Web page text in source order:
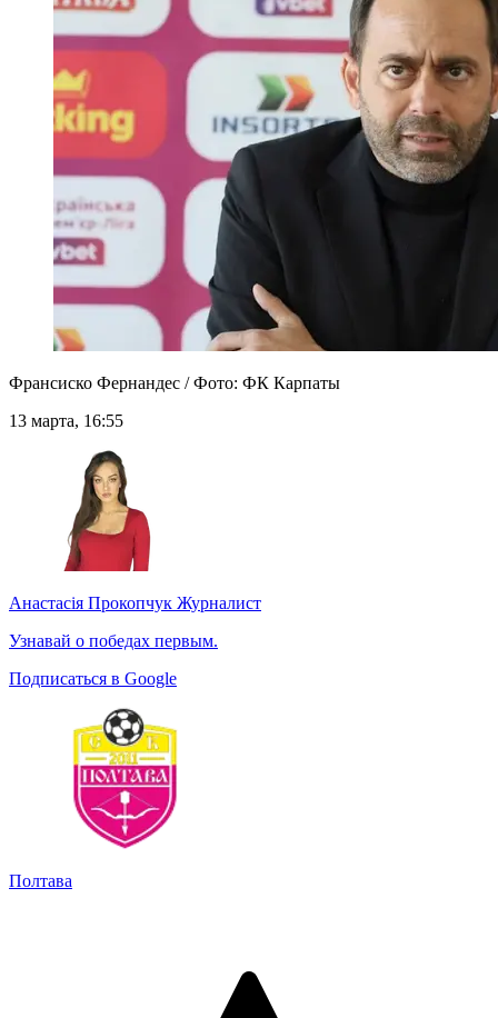
Франсиско Фернандес / Фото: ФК Карпаты
13 марта, 16:55
Анастасія Прокопчук Журналист
Узнавай о победах первым.
Подписаться в Google
Полтава